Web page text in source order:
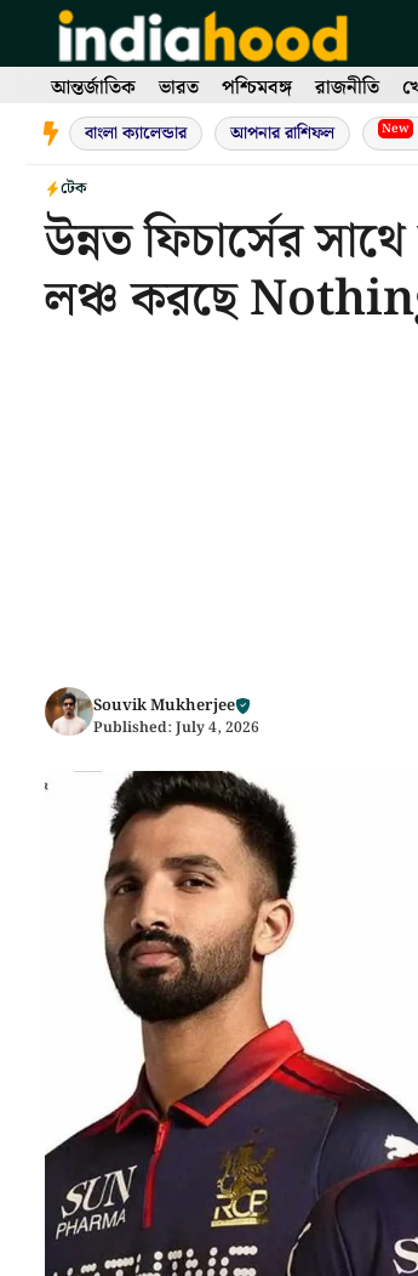
contentআন্তর্জাতিক ভারত পশ্চিমবঙ্গ রাজনীতি
বাংলা ক্যালেন্ডার আপনার রাশিফল New
টেক
উন্নত ফিচার্সের
লঞ্চ করছে
Souvik Mukherjee
Published: July 4, 2026